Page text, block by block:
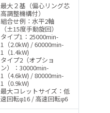
最大２基（偏心リング芯
高調整機構付）
組合せ例：水平2軸
（±15度手動旋回）
タイプ1：25000min-
1（2.0kW) / 60000min-
1（1.4kW)
タイプ2（オプショ
ン）：30000min-
1（4.6kW) / 80000min-
1（0.9kW)
最大コレットサイズ：低
速回転φ16 / 高速回転φ6